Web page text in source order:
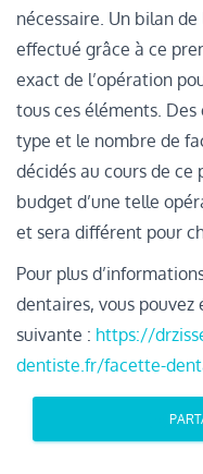
nécessaire. Un bilan
effectué grâce à ce
exact de l’opération
tous ces éléments.
type et le nombre de
décidés au cours de ce
budget d’une telle
et sera différent pour
Pour plus
dentaires, vous
suivante : https://
dentiste.fr/facette-